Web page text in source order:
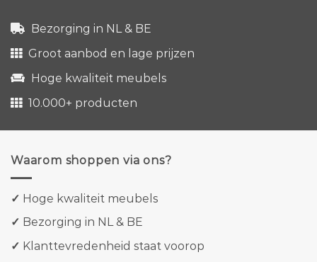
Bezorging in NL & BE
Groot aanbod en lage prijzen
Hoge kwaliteit meubels
10.000+ producten
Waarom shoppen via ons?
✓ Hoge kwaliteit meubels
✓ Bezorging in NL & BE
✓ Klanttevredenheid staat voorop